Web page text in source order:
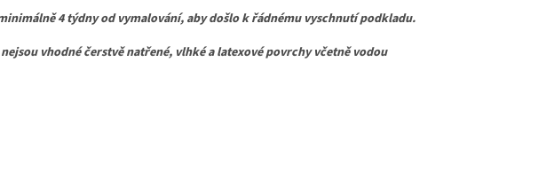
4 týdny od vymalování, aby došlo k řádnému vyschnutí podkladu.
vhodné čerstvě natřené, vlhké a latexové povrchy včetně vodou